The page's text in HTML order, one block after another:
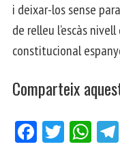
i deixar-los sense
de relleu l’escàs
constitucional
Comparteix
Fa Tw W